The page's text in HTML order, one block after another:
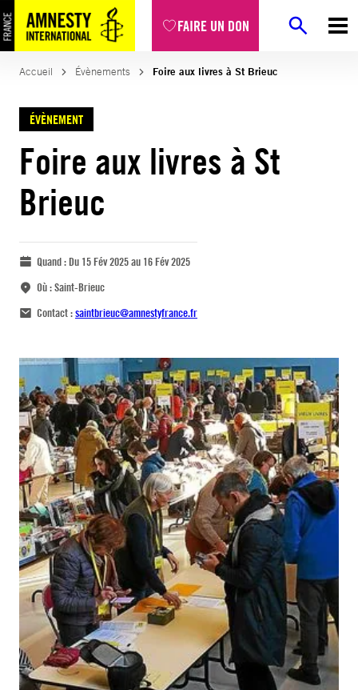
FAIRE UN DON
Accueil Évènements Foire aux livres à St Brieuc
ÉVÈNEMENT
Foire aux livres à St
Brieuc
Quand :Du 15 Fév 2025 au 16 Fév 2025
Où :Saint-Brieuc
Contact :saintbrieuc@amnestyfrance.fr